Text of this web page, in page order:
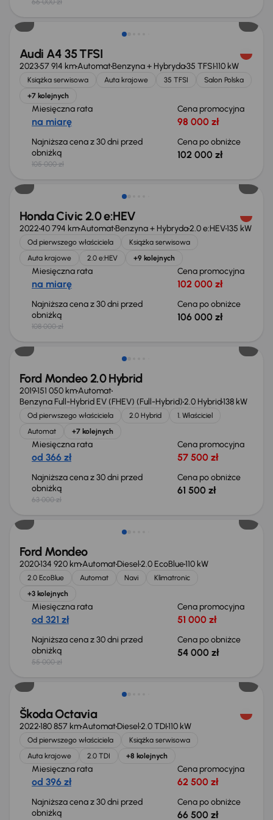
66 000 zł
Taniej o 3 000 zł
Audi A4 35 TFSI
202357 914 kmAutomatBenzyna + Hybryda35 TFSI110 kW
Książka serwisowa Auta krajowe 35 TFSI
Salon Polska
+7 kolejnych
Miesięczna rata
na miarę
Cena promocyjna
98 000 zł
Najniższa cena z 30 dni przed
obniżką
105 000 zł
Cena po obniżce
102 000 zł
Taniej o 2 000 zł
Honda Civic 2.0 e:HEV
202240 794 kmAutomatBenzyna + Hybryda2.0 e:HEV135 kW
Od pierwszego właściciela
Książka serwisowa
Auta krajowe
2.0 e:HEV +9 kolejnych
Miesięczna rata
na miarę
Cena promocyjna
102 000 zł
Najniższa cena z 30 dni przed
obniżką
108 000 zł
Cena po obniżce
106 000 zł
Taniej o 1 500 zł
Ford Mondeo 2.0 Hybrid
2019151 050 kmAutomat
Benzyna Full-Hybrid EV (FHEV) (Full-Hybrid)2.0 Hybrid138 kW
Od pierwszego właściciela 2.0 Hybrid
1. Właściciel
Automat
+7 kolejnych
Miesięczna rata
od 366 zł
Cena promocyjna
57 500 zł
Najniższa cena z 30 dni przed
obniżką
63 000 zł
Cena po obniżce
61 500 zł
Taniej o 1 000 zł
Ford Mondeo
2020134 920 kmAutomatDiesel2.0 EcoBlue110 kW
2.0 EcoBlue Automat Navi
Klimatronic
+3 kolejnych
Miesięczna rata
od 321 zł
Cena promocyjna
51 000 zł
Najniższa cena z 30 dni przed
obniżką
55 000 zł
Cena po obniżce
54 000 zł
Świeżo skupione
Škoda Octavia
2022180 857 kmAutomatDiesel2.0 TDI110 kW
Od pierwszego właściciela
Książka serwisowa
Auta krajowe
2.0 TDI +8 kolejnych
Miesięczna rata
od 396 zł
Cena promocyjna
62 500 zł
Najniższa cena z 30 dni przed
obniżką
Cena po obniżce
66 500 zł